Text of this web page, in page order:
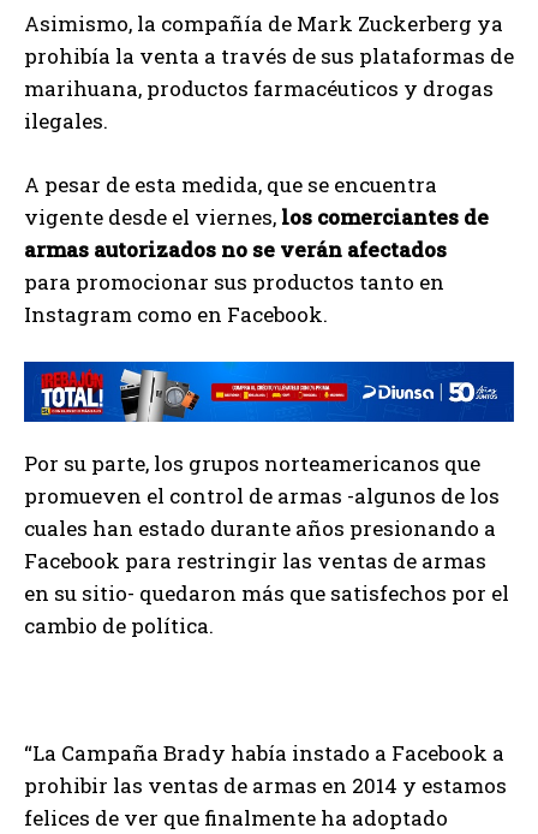
Asimismo, la compañía de Mark Zuckerberg ya
prohibía la venta a través de sus plataformas de
marihuana, productos farmacéuticos y drogas
ilegales.
A pesar de esta medida, que se encuentra
vigente desde el viernes, los comerciantes de
armas autorizados no se verán afectados
para promocionar sus productos tanto en
Instagram como en Facebook.
Por su parte, los grupos norteamericanos que
promueven el control de armas -algunos de los
cuales han estado durante años presionando a
Facebook para restringir las ventas de armas
en su sitio- quedaron más que satisfechos por el
cambio de política.
“La Campaña Brady había instado a Facebook a
prohibir las ventas de armas en 2014 y estamos
felices de ver que finalmente ha adoptado